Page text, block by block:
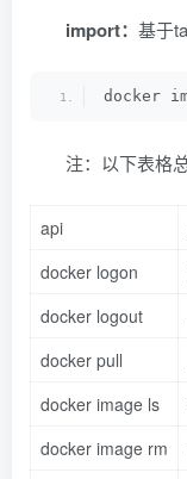
import： 基于
docker
注：以下表格
api
docker logon
docker logout
docker pull
docker image ls
docker image rm